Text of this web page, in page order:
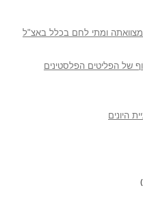
ומתי לחם בכלל באצ"ל
של הפליטים הפלסטינים
היונים